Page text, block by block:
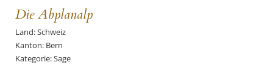
Die Abplanalp
Land: Schweiz
Kanton: Bern
Kategorie: Sage